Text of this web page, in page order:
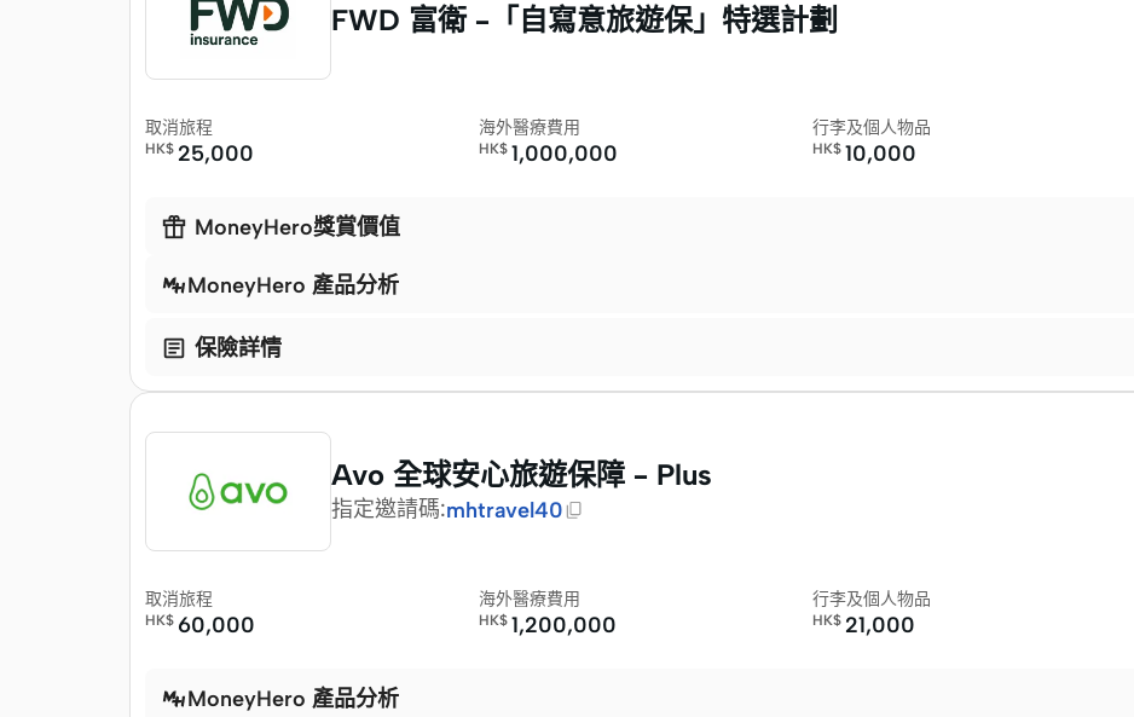
FWD 富衛 –「自寫意旅遊保」特選計劃
取消旅程
HK$ 25,000
海外醫療費用
HK$ 1,000,000
行李及個人物品
HK$ 10,000
 MoneyHero獎賞價值
MoneyHero 產品分析
 保險詳情
Avo 全球安心旅遊保障 – Plus
指定邀請碼:mhtravel40
取消旅程
HK$ 60,000
海外醫療費用
HK$ 1,200,000
行李及個人物品
HK$ 21,000
MoneyHero 產品分析